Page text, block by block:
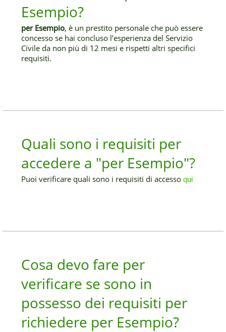
Esempio?
per Esempio, è un prestito personale che può essere
concesso se hai concluso l’esperienza del Servizio
Civile da non più di 12 mesi e rispetti altri specifici
requisiti.
Quali sono i requisiti per
accedere a "per Esempio"?
Puoi verificare quali sono i requisiti di accessoqui
Cosa devo fare per
verificare se sono in
possesso dei requisiti per
richiedere per Esempio?